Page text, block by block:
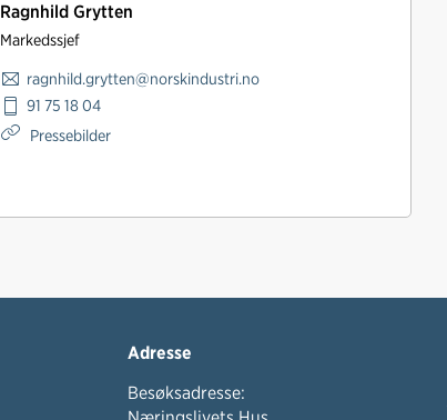
Ragnhild Grytten
Markedssjef
ragnhild.grytten@norskindustri.no
91 75 18 04
Pressebilder
Adresse
Besøksadresse: